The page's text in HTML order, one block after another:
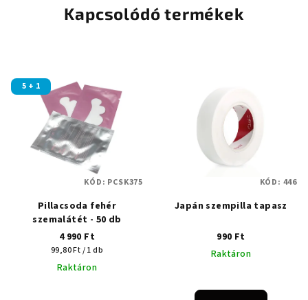
Kapcsolódó termékek
5 + 1
Pillacsoda fehér
szemalátét - 50 db
4 990 Ft
Egységár:
99,80 Ft / 1 db
Raktáron
KÓD: PCSK375
Japán szempilla tapasz
990 Ft
Raktáron
KÓD: 446